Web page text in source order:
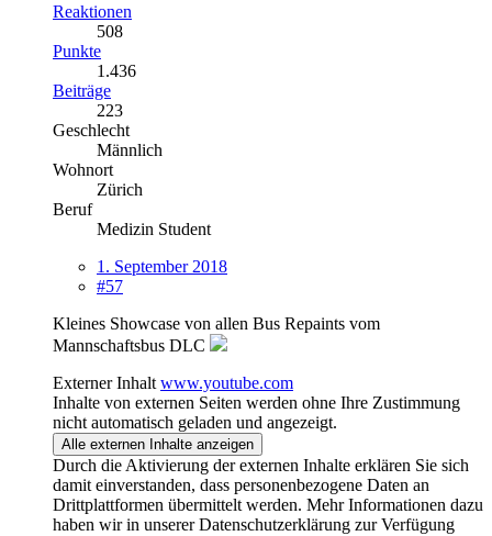
Reaktionen
508
Punkte
1.436
Beiträge
223
Geschlecht
Männlich
Wohnort
Zürich
Beruf
Medizin Student
1. September 2018
#57
Kleines Showcase von allen Bus Repaints vom
Mannschaftsbus DLC
Externer Inhalt www.youtube.com
Inhalte von externen Seiten werden ohne Ihre Zustimmung
nicht automatisch geladen und angezeigt.
Alle externen Inhalte anzeigen
Durch die Aktivierung der externen Inhalte erklären Sie sich
damit einverstanden, dass personenbezogene Daten an
Drittplattformen übermittelt werden. Mehr Informationen dazu
haben wir in unserer Datenschutzerklärung zur Verfügung